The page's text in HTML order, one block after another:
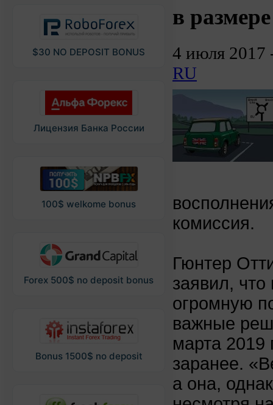
$30 NO DEPOSIT BONUS
Лицензия Банка России
100$ welkome bonus
Forex 500$ no deposit bonus
Bonus 1500$ no deposit
в
4 июля
RU
комиссия.
Гюнтер
заявил,
огромную
важные
марта 2019
заранее.
а она,